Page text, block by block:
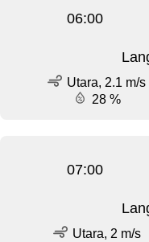
06:00
Utara, 2.1 m/s
28 %
07:00
Utara, 2 m/s